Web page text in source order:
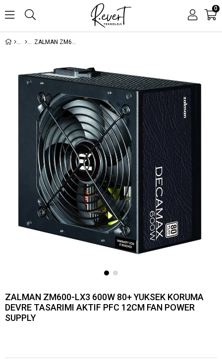
0
ZALMAN ZM600-LX3 600W 80+ YUKSEK KORUMA DEVRE TASARIMI AKTIF PFC 12CM FAN POWER SUPPLY
ZALMAN ZM600-LX3 600W 80+ YUKSEK KORUMA
DEVRE TASARIMI AKTIF PFC 12CM FAN POWER
SUPPLY